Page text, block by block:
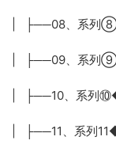
| ├──08、系列
| ├──09、系列
| ├──10、系列
| ├──11、系列